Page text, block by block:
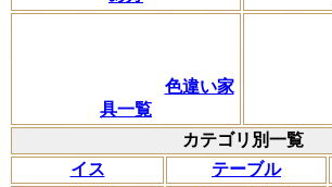
色違い家
具一覧
カテゴリ別一覧
イス
テーブル